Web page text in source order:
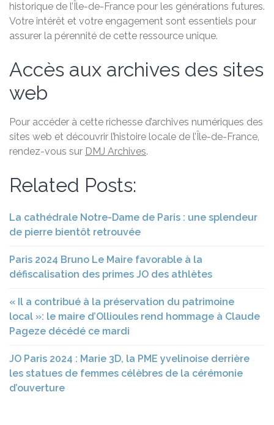
historique de l’Île-de-France pour les générations futures.
Votre intérêt et votre engagement sont essentiels pour
assurer la pérennité de cette ressource unique.
Accès aux archives des sites
web
Pour accéder à cette richesse d’archives numériques des
sites web et découvrir l’histoire locale de l’Île-de-France,
rendez-vous sur DMJ Archives.
Related Posts:
La cathédrale Notre-Dame de Paris : une splendeur
de pierre bientôt retrouvée
Paris 2024 Bruno Le Maire favorable à la
défiscalisation des primes JO des athlètes
« Il a contribué à la préservation du patrimoine
local »: le maire d’Ollioules rend hommage à Claude
Pageze décédé ce mardi
JO Paris 2024 : Marie 3D, la PME yvelinoise derrière
les statues de femmes célèbres de la cérémonie
d’ouverture